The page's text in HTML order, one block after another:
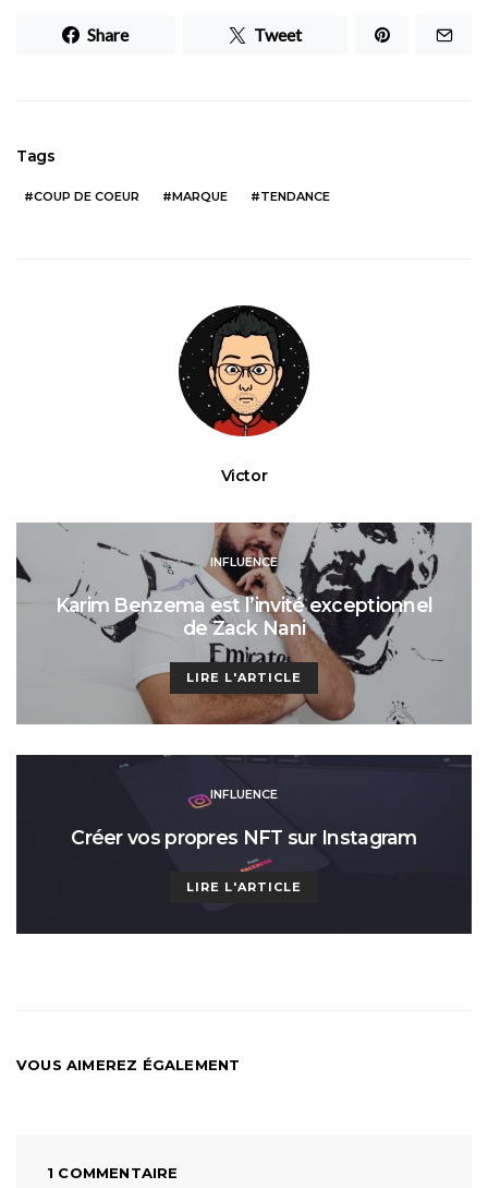
Share Tweet
Tags
COUP DE COEUR MARQUE TENDANCE
Victor
INFLUENCE
Karim Benzema est l’invité exceptionnel
de Zack Nani
LIRE L'ARTICLE
INFLUENCE
Créer vos propres NFT sur Instagram
LIRE L'ARTICLE
VOUS AIMEREZ ÉGALEMENT
1 COMMENTAIRE